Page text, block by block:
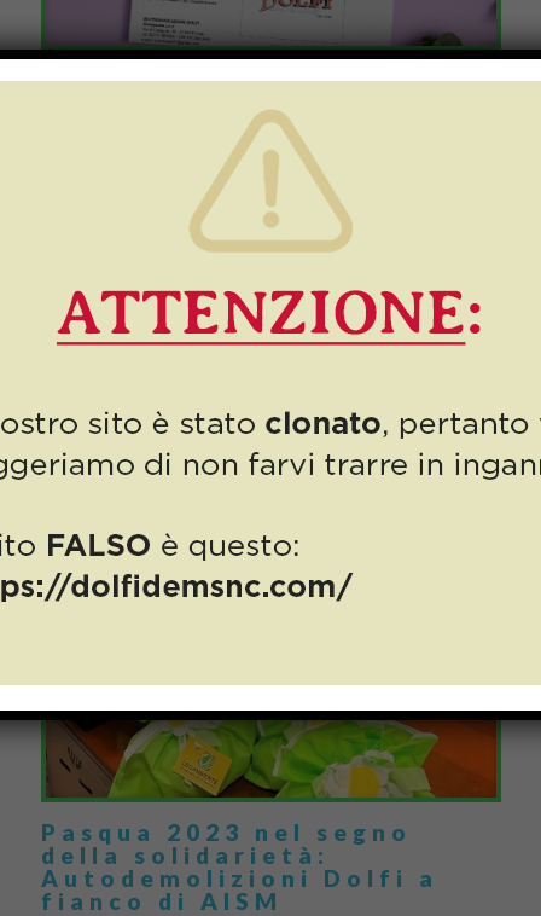
Numero 4/2023: Buona
Pasqua da Dolfi!
Aprile…dolce dormire! Ma più che dormire qui il tempo sembra
volare, siamo già arrivati a Pasqua e noi siamo lieti di farvi i nostri
Pasqua 2023 nel segno
della solidarietà:
Autodemolizioni Dolfi a
fianco di AISM